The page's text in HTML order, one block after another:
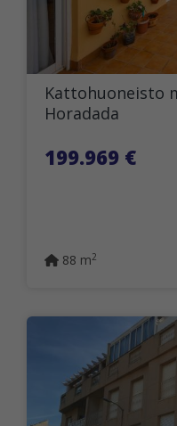
Kattohuoneisto
Horadada
199.969 €
88 m2